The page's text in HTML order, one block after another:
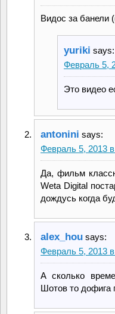
Видос за банели
yuriki says:
Февраль 5,
Это видео
antonini says:
Февраль 5, 2013
Да, фильм
Weta Digital
дождусь когда
alex_hou says:
Февраль 5, 2013
А сколько
Шотов то дофига